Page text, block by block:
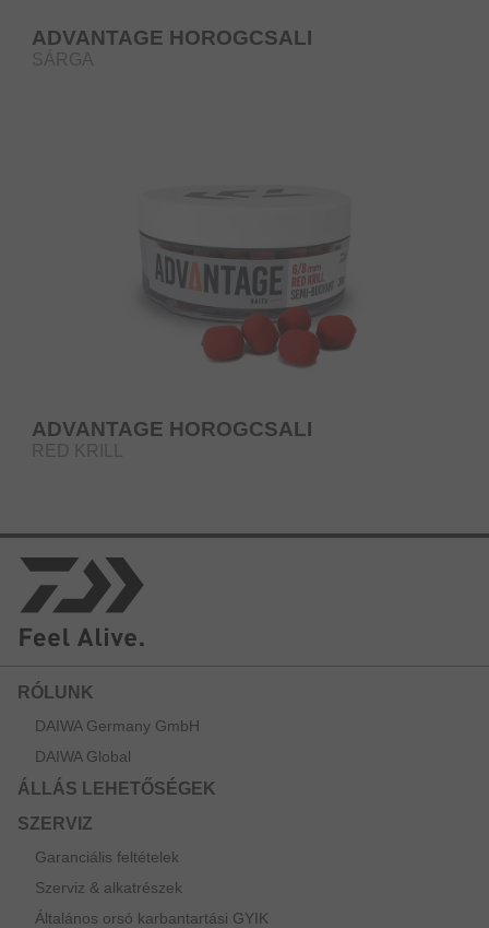
ADVANTAGE HOROGCSALI
SÁRGA
ADVANTAGE HOROGCSALI
RED KRILL
RÓLUNK
DAIWA Germany GmbH
DAIWA Global
ÁLLÁS LEHETŐSÉGEK
SZERVIZ
Garanciális feltételek
Szerviz & alkatrészek
Általános orsó karbantartási GYIK